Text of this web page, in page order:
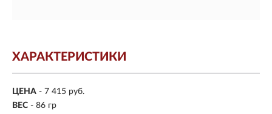
ХАРАКТЕРИСТИКИ
ЦЕНА - 7 415 руб.
ВЕС - 86 гр